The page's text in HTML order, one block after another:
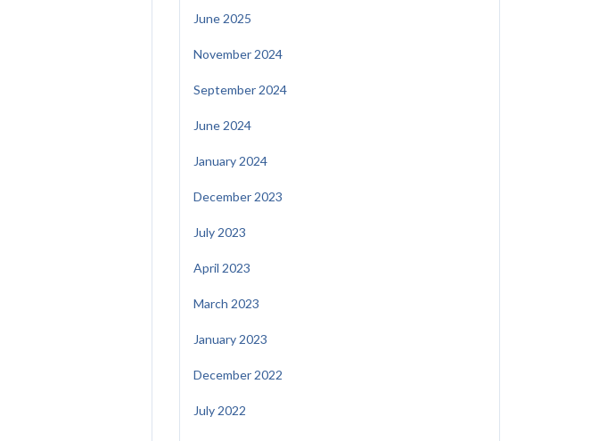
June 2025
November 2024
September 2024
June 2024
January 2024
December 2023
July 2023
April 2023
March 2023
January 2023
December 2022
July 2022